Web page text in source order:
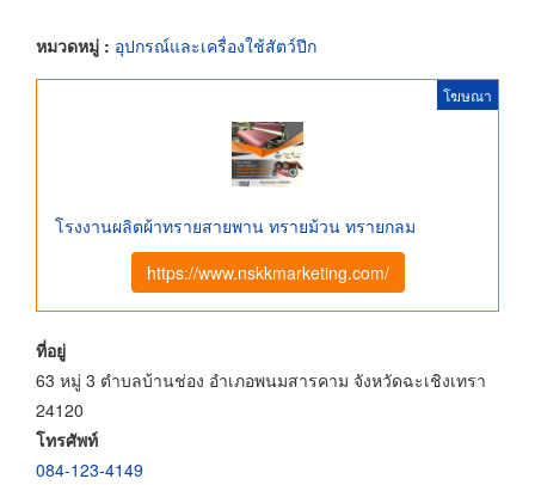
หมวดหมู่ : อุปกรณ์และเครื่องใช้สัตว์ปีก
โฆษณา
โรงงานผลิตผ้าทรายสายพาน ทรายม้วน ทรายกลม
https://www.nskkmarketing.com/
ที่อยู่
63 หมู่ 3 ตำบลบ้านช่อง อำเภอพนมสารคาม จังหวัดฉะเชิงเทรา
24120
โทรศัพท์
084-123-4149